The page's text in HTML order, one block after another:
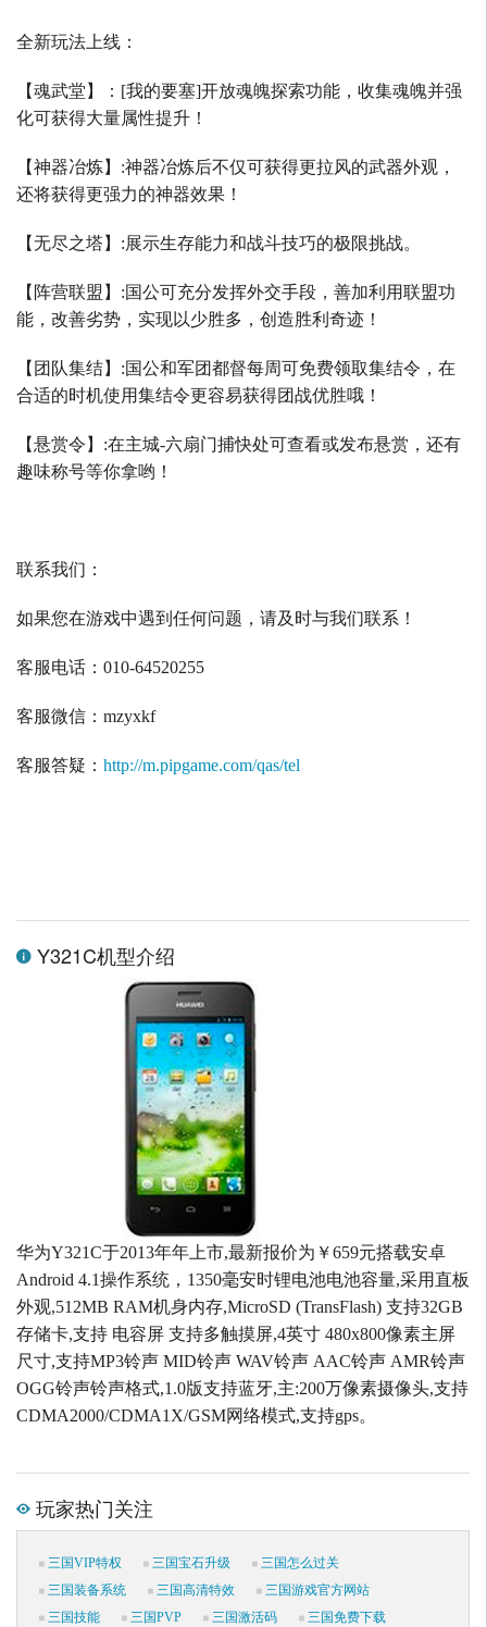
全新玩法上线：
【魂武堂】： [我的要塞]开放魂魄探索功能，收集魂魄并强
化可获得大量属性提升！
【神器冶炼】 :神器冶炼后不仅可获得更拉风的武器外观，
还将获得更强力的神器效果！
【无尽之塔】 :展示生存能力和战斗技巧的极限挑战。
【阵营联盟】 :国公可充分发挥外交手段，善加利用联盟功
能，改善劣势，实现以少胜多，创造胜利奇迹！
【团队集结】 :国公和军团都督每周可免费领取集结令，在
合适的时机使用集结令更容易获得团战优胜哦！
【悬赏令】 :在主城-六扇门捕快处可查看或发布悬赏，还有
趣味称号等你拿哟！
联系我们：
如果您在游戏中遇到任何问题，请及时与我们联系！
客服电话： 010-64520255
客服微信： mzyxkf
客服答疑： http://m.pipgame.com/qas/tel
Y321C机型介绍
华为Y321C于2013年年上市,最新报价为￥659元搭载安卓
Android 4.1操作系统，1350毫安时锂电池电池容量,采用直板
外观,512MB RAM机身内存,MicroSD (TransFlash) 支持32GB
存储卡,支持 电容屏 支持多触摸屏,4英寸 480x800像素主屏
尺寸,支持MP3铃声 MID铃声 WAV铃声 AAC铃声 AMR铃声
OGG铃声铃声格式,1.0版支持蓝牙,主:200万像素摄像头,支持
CDMA2000/CDMA1X/GSM网络模式,支持gps。
玩家热门关注
三国VIP特权 三国宝石升级
三国怎么过关
三国装备系统
三国高清特效
三国游戏官方网站
三国技能
三国PVP 三国激活码
三国免费下载